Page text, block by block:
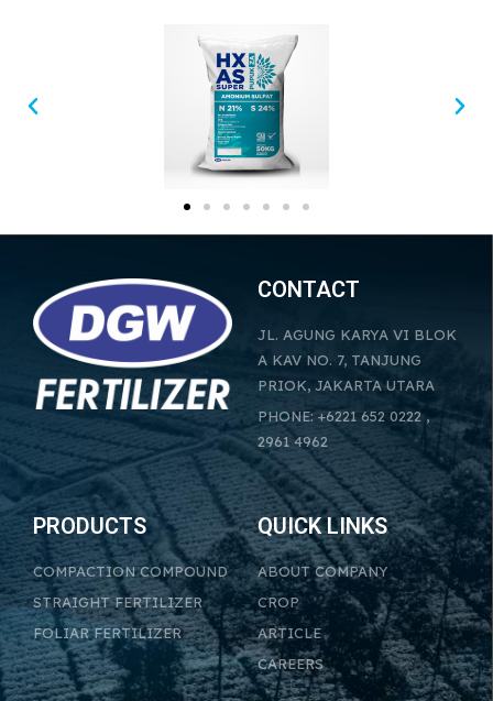
CONTACT
JL. AGUNG KARYA VI BLOK
A KAV NO. 7, TANJUNG
PRIOK, JAKARTA UTARA
PHONE: +6221 652 0222 ,
2961 4962
PRODUCTS
COMPACTION COMPOUND
STRAIGHT FERTILIZER
FOLIAR FERTILIZER
QUICK LINKS
ABOUT COMPANY
CROP
ARTICLE
CAREERS